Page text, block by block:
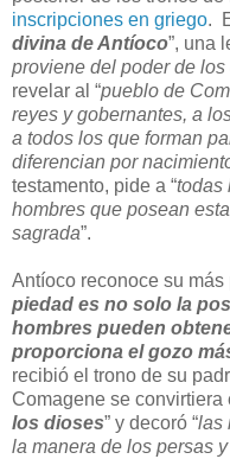
inscripciones en griego.
divina de Antíoco”, una
proviene del poder de los
revelar al “pueblo de
reyes y gobernantes, a
a todos los que forman
diferencian por
testamento, pide a “todas
hombres que posean
sagrada”.
Antíoco reconoce su
piedad es no solo la
hombres pueden
proporciona el gozo
recibió el trono de su
Comagene se convirtiera
los dioses” y decoró “las
la manera de los persas